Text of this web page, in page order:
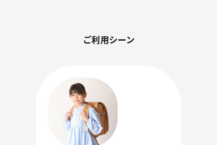
ご利用シーン